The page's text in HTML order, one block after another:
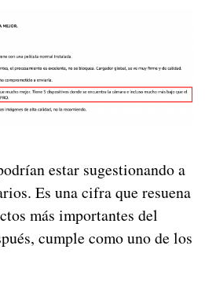
estar sugestionando a
Es una cifra que resuena
más importantes del
cumple como uno de los